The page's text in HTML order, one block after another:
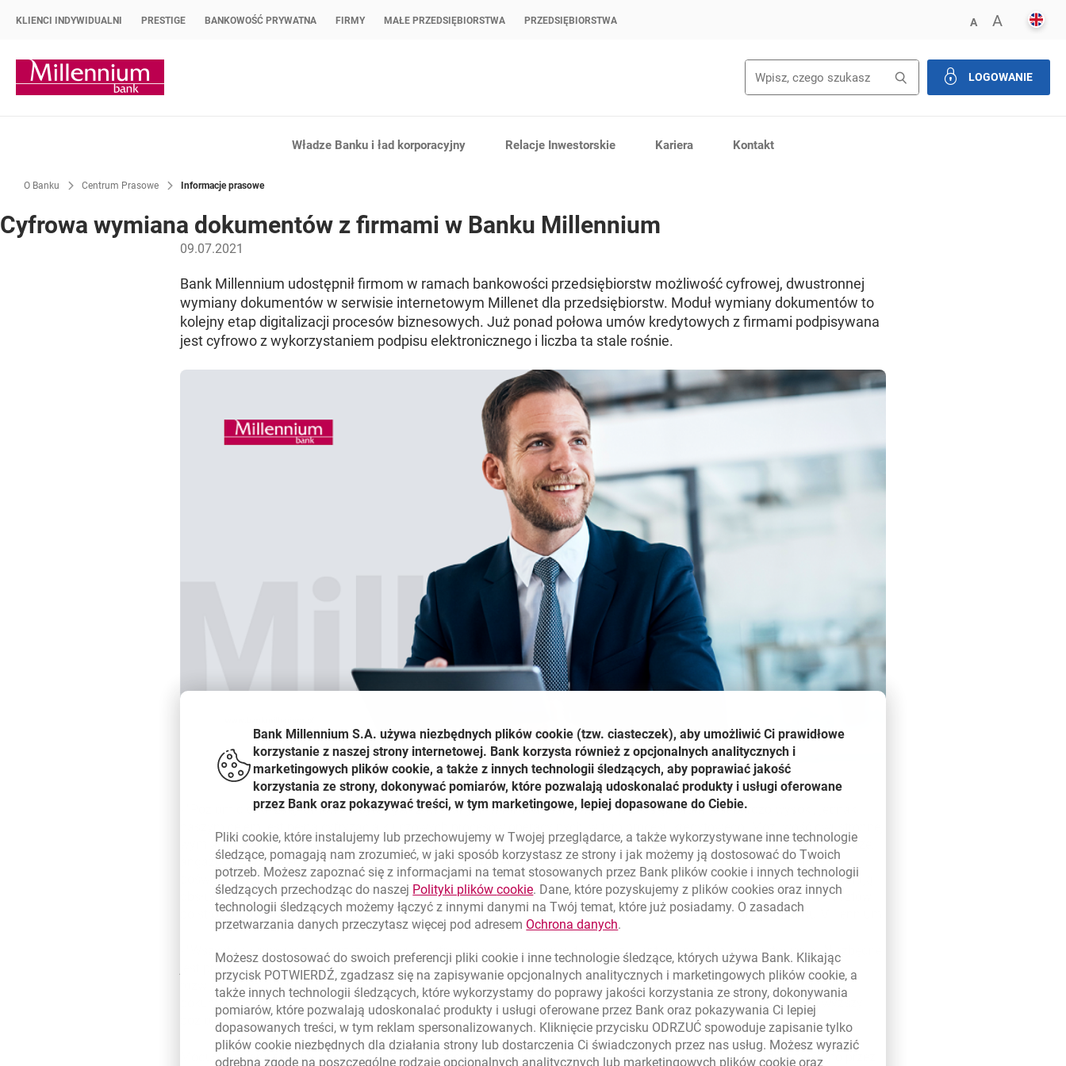
KLIENCI INDYWIDUALNI PRESTIGE BANKOWOŚĆ PRYWATNA FIRMY MAŁE PRZEDSIĘBIORSTWA PRZEDSIĘBIORSTWA AZMNIEJSZ FONT
A
Strona główna Bank Millennium
WyszukajLOGOWANIE
Władze Banku i ład korporacyjny Relacje Inwestorskie Kariera Kontakt
O Banku Centrum Prasowe Informacje prasowe
Cyfrowa wymiana dokumentów z firmami w Banku Millennium
09.07.2021
Bank Millennium udostępnił firmom w ramach bankowości przedsiębiorstw możliwość cyfrowej, dwustronnej
wymiany dokumentów w serwisie internetowym Millenet dla przedsiębiorstw. Moduł wymiany dokumentów to
kolejny etap digitalizacji procesów biznesowych. Już ponad połowa umów kredytowych z firmami podpisywana
jest cyfrowo z wykorzystaniem podpisu elektronicznego i liczba ta stale rośnie.
Poziom digitalizacji umów kredytowych zawieranych w ramach bankowości przedsiębiorstw jest bardzo wysoki, jednak
wymiany dokumentów podpisanych elektronicznie to jeden z etapów zmian. Realizujemy kolejne wdrożenia w tym obszarze,
angażując w nie klientów biznesowych, aby na bieżąco śledzić ich zmieniające się oczekiwania i by ich codzienne
doświadczenia z naszymi serwisami były na najwyższym poziomie. Dzięki temu nasze rozwiązania są intuicyjne i wspierają
obsługę operacyjną po stronie klienta, wpływając na usprawnienie codziennej współpracy z bankiem i na obniżenie kosztów
po stronie firmy. Nasi klienci chętnie korzystają z cyfrowych usług - mówi Andrzej Gliński, Członek Zarządu Banku Millennium.
Wszystkie wprowadzane przez nas usługi cyfrowe są szeroko konsultowane z klientami na etapie projektowania. Niezbędne
jest precyzyjne zdefiniowanie ostatecznych potrzeb klientów, wsłuchanie się w ich głos podczas prac nad nowymi
rozwiązaniami. Wspólnie przygotowujemy usługi, sięgając w tym celu po najnowsze technologie. Dodatkowo, wymiana
dokumentów z przedsiębiorstwami z wykorzystaniem bankowości elektronicznej pozwoliła wejść na nowy, jeszcze wyższy
poziom bezpieczeństwa
– mówi Antonio Pinto, Członek Zarządu Banku Millennium.
Moduł wymiany dokumentów w Millenet dla przedsiębiorstw umożliwia dwustronne przesyłanie dokumentów zarówno przez
Bank Millennium S.A. używa niezbędnych plikówcookie (tzw. ciasteczek), aby umożliwić Ci prawidłowe
korzystanie z naszej strony internetowej. Bank korzysta również z opcjonalnych analitycznych i
marketingowych plików cookie, a także z innych technologii śledzących, aby poprawiać jakość
korzystania ze strony, dokonywać pomiarów, które pozwalają udoskonalać produkty i usługi oferowane
przez Bank oraz pokazywać treści, w tym marketingowe, lepiej dopasowane do Ciebie.
Plikicookie, które instalujemy lub przechowujemy w Twojej przeglądarce, a także wykorzystywane inne technologie
śledzące, pomagają nam zrozumieć, w jaki sposób korzystasz ze strony i jak możemy ją dostosować do Twoich
potrzeb. Możesz zapoznać się z informacjami na temat stosowanych przez Bank plikówcookie i innych technologii
śledzących przechodząc do naszej Polityki plikówcookielink otwiera się w nowym oknie
. Dane, które pozyskujemy z plikówcookies oraz innych
technologii śledzących możemy łączyć z innymi danymi na Twój temat, które już posiadamy. O zasadach
przetwarzania danych przeczytasz więcej pod adresem Ochrona danychlink otwiera się w nowym oknie
.
Możesz dostosować do swoich preferencji plikicookie i inne technologie śledzące, których używa Bank. Klikając
przycisk POTWIERDŹ, zgadzasz się na zapisywanie opcjonalnych analitycznych i marketingowych plikówcookie, a
także innych technologii śledzących, które wykorzystamy do poprawy jakości korzystania ze strony, dokonywania
pomiarów, które pozwalają udoskonalać produkty i usługi oferowane przez Bank oraz pokazywania Ci lepiej
dopasowanych treści, w tym reklam spersonalizowanych. Kliknięcie przycisku ODRZUĆ spowoduje zapisanie tylko
plikówcookie niezbędnych dla działania strony lub dostarczenia Ci świadczonych przez nas usług. Możesz wyrazić
odrębną zgodę na poszczególne rodzaje opcjonalnych analitycznych lub marketingowych plikówcookie oraz